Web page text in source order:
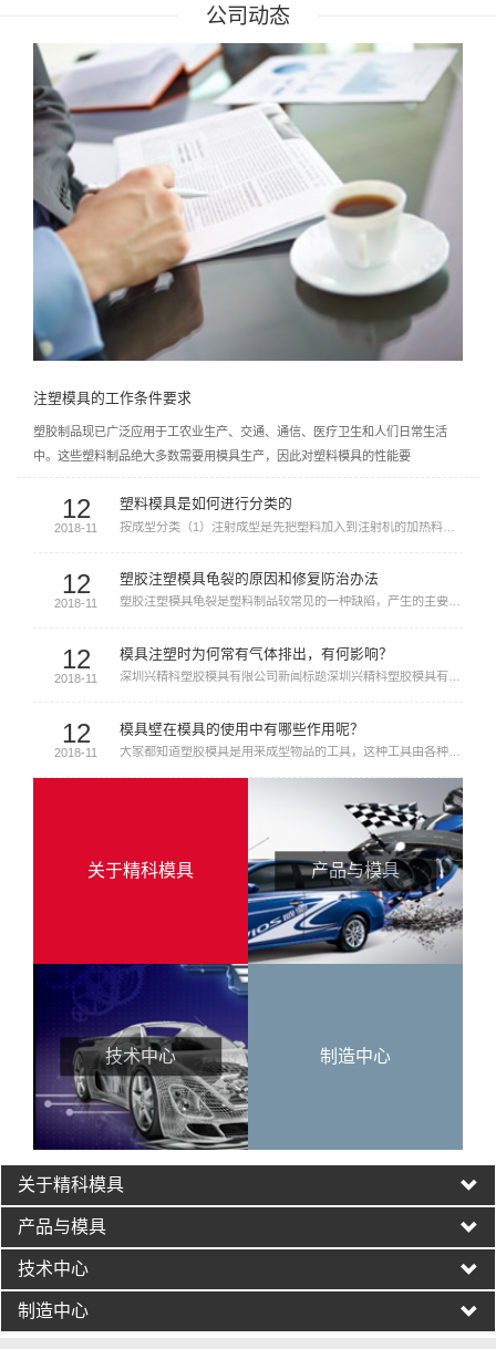
公司动态
注塑模具的工作条件要求
塑胶制品现已广泛应用于工农业生产、交通、通信、医疗卫生和人们日常生活
中。这些塑料制品绝大多数需要用模具生产，因此对塑料模具的性能要
12
2018-11
塑料模具是如何进行分类的
按成型分类（1）注射成型是先把塑料加入到注射机的加热料筒内，塑料受热熔融，在注射机螺杆或柱塞的推动下，经喷嘴和模具浇注系统进入模具
12
2018-11
塑胶注塑模具龟裂的原因和修复防治办法
塑胶注塑模具龟裂是塑料制品较常见的一种缺陷，产生的主要原因是由于应力变形所致。主要有残余应力、外部应力和外部环境所产生的应力变形。
12
2018-11
模具注塑时为何常有气体排出，有何影响？
12
2018-11
模具壁在模具的使用中有哪些作用呢？
大家都知道塑胶模具是用来成型物品的工具，这种工具由各种零件构成，不同的塑胶模具由不同的零件构成，它主要通过所成型材料物理状态的改变
关于精科模具 产品与模具
技术中心 制造中心
关于精科模具
产品与模具
技术中心
制造中心